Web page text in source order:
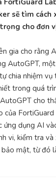
sẽ tìm
cho đơn
gia cho
AutoGPT,
chia nhiệm
trong quá
cho
của FortiGuard
ứng dụng AI
vi, kiểm tra
mật, từ đó